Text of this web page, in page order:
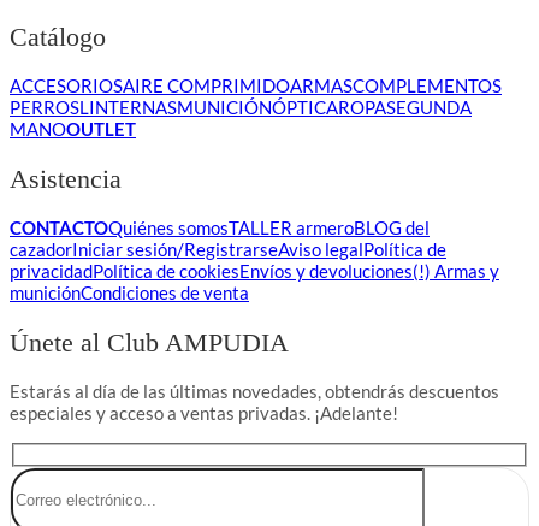
Catálogo
ACCESORIOSAIRE COMPRIMIDOARMASCOMPLEMENTOS
PERROSLINTERNASMUNICIÓNÓPTICAROPASEGUNDA
MANOOUTLET
Asistencia
CONTACTOQuiénes somosTALLER armeroBLOG del
cazadorIniciar sesión/RegistrarseAviso legalPolítica de
privacidadPolítica de cookiesEnvíos y devoluciones(!) Armas y
municiónCondiciones de venta
Únete al Club AMPUDIA
Estarás al día de las últimas novedades, obtendrás descuentos
especiales y acceso a ventas privadas. ¡Adelante!